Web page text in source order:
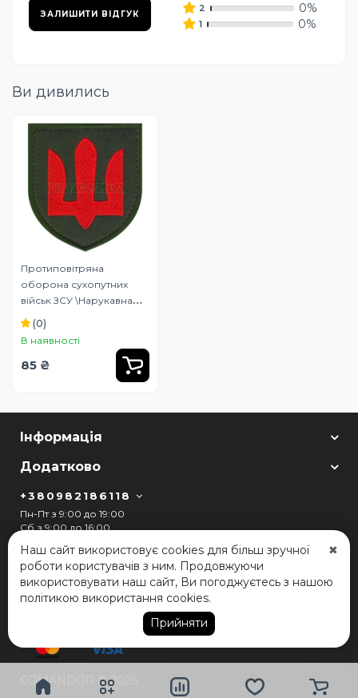
ЗАЛИШИТИ ВІДГУК
2 0%
1 0%
Ви дивились
Протиповітряна
оборона сухопутних
військ ЗСУ \Нарукавна
емблема
(0)
В наявності
85 ₴
Інформація
Додатково
+380982186118
Пн-Пт з 9:00 до 19:00
Сб з 9:00 до 16:00
arsenalcompany2022@gmail.com
Чернівці, вул. Ясська 3
COMANDOR © 2026
✖
Наш сайт використовує cookies для більш зручної
роботи користувачів з ним. Продовжуючи
використовувати наш сайт, Ви погоджуєтесь з нашою
політикою використання cookies.
Прийняти